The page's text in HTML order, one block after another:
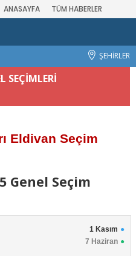
ANASAYFA TÜM HABERLER
ŞEHİRLER
SEÇİMLERİ
Eldivan Seçim
Genel Seçim
1 Kasım
7 Haziran